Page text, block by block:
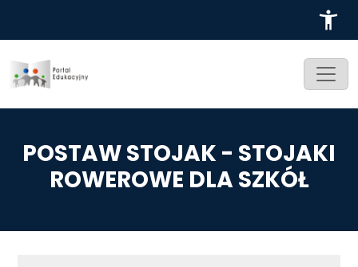
POSTAW STOJAK - STOJAKI
ROWEROWE DLA SZKÓŁ